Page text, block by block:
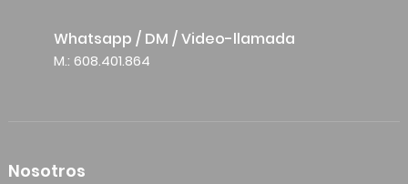
Whatsapp / DM / Video-llamada
M.: 608.401.864
Nosotros